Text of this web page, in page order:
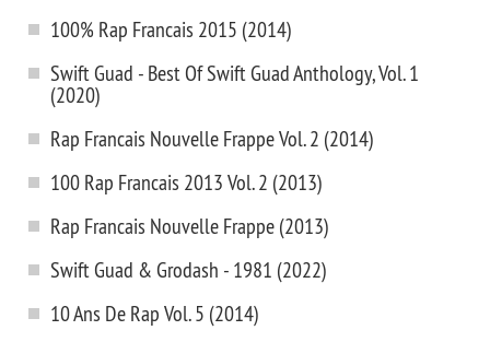
100% Rap Francais 2015 (2014)
Swift Guad - Best Of Swift Guad Anthology, Vol. 1
(2020)
Rap Francais Nouvelle Frappe Vol. 2 (2014)
100 Rap Francais 2013 Vol. 2 (2013)
Rap Francais Nouvelle Frappe (2013)
Swift Guad & Grodash - 1981 (2022)
10 Ans De Rap Vol. 5 (2014)